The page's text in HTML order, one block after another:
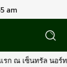
am
มรุกตลาด